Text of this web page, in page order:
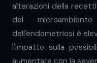
alterazioni della
del
dell'endometriosi è
l'impatto sulla
aumentare con la